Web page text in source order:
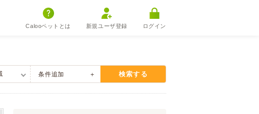
Calooペットとは 新規ユーザ登録 ログイン
条件追加 検索する